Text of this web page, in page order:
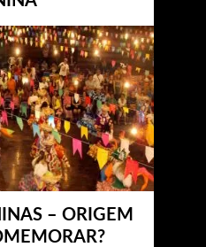
– ORIGEM